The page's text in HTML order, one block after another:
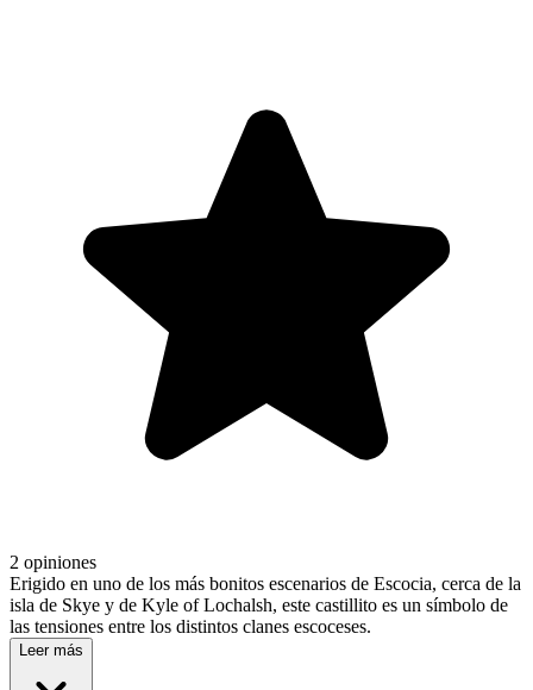
2 opiniones
Erigido en uno de los más bonitos escenarios de Escocia, cerca de la
isla de Skye y de Kyle of Lochalsh, este castillito es un símbolo de
las tensiones entre los distintos clanes escoceses.
Leer más